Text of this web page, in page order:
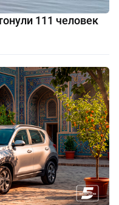
111 человек